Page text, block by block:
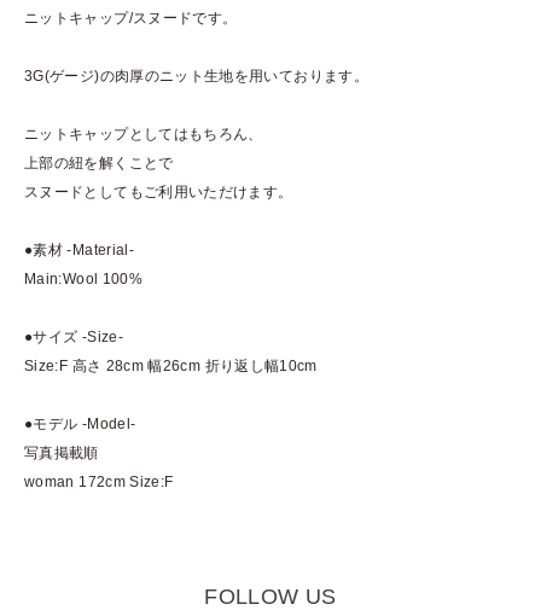
ニットキャップ/スヌードです。
3G(ゲージ)の肉厚のニット生地を用いております。
ニットキャップとしてはもちろん、
上部の紐を解くことで
スヌードとしてもご利用いただけます。
●素材 -Material-
Main:Wool 100%
●サイズ -Size-
Size:F 高さ 28cm 幅26cm 折り返し幅10cm
●モデル -Model-
写真掲載順
woman 172cm Size:F
FOLLOW US